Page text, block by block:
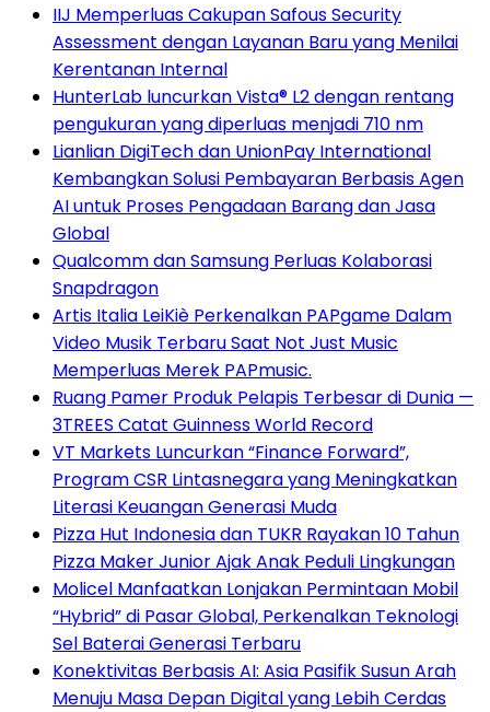
IIJ Memperluas Cakupan Safous Security
Assessment dengan Layanan Baru yang Menilai
Kerentanan Internal
HunterLab luncurkan Vista® L2 dengan rentang
pengukuran yang diperluas menjadi 710 nm
Lianlian DigiTech dan UnionPay International
Kembangkan Solusi Pembayaran Berbasis Agen
AI untuk Proses Pengadaan Barang dan Jasa
Global
Qualcomm dan Samsung Perluas Kolaborasi
Snapdragon
Artis Italia LeiKiè Perkenalkan PAPgame Dalam
Video Musik Terbaru Saat Not Just Music
Memperluas Merek PAPmusic.
Ruang Pamer Produk Pelapis Terbesar di Dunia —
3TREES Catat Guinness World Record
VT Markets Luncurkan “Finance Forward”,
Program CSR Lintasnegara yang Meningkatkan
Literasi Keuangan Generasi Muda
Pizza Hut Indonesia dan TUKR Rayakan 10 Tahun
Pizza Maker Junior Ajak Anak Peduli Lingkungan
Molicel Manfaatkan Lonjakan Permintaan Mobil
“Hybrid” di Pasar Global, Perkenalkan Teknologi
Sel Baterai Generasi Terbaru
Konektivitas Berbasis AI: Asia Pasifik Susun Arah
Menuju Masa Depan Digital yang Lebih Cerdas